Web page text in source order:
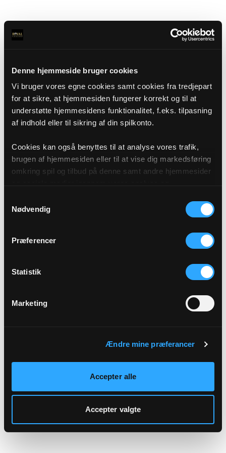
Denne hjemmeside bruger cookies
Vi bruger vores egne cookies samt cookies fra tredjepart
for at sikre, at hjemmesiden fungerer korrekt og til at
understøtte hjemmesidens funktionalitet, f.eks. tilpasning
af indhold eller til sikring af din spilkonto.
Cookies kan også benyttes til at analyse vores trafik,
brugen af hjemmesiden eller til at vise dig markedsføring
omkring spil og tilbud på denne samt andre hjemmesider
af cookies under "Detaljer" eller ved at klikke videre til
vores Cookiepolitik, som du finder i bunden af vores
Nødvendig
Præferencer
Statistik
Marketing
Ændre mine præferancer
Accepter alle
Accepter valgte